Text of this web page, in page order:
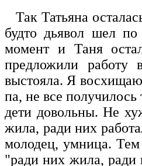
Так Татьяна
будто дьявол шел по
момент и Таня
предложили работу
выстояла. Я
па, не все
дети довольны. Не
жила, ради них
молодец, умница.
"ради них жила, ради